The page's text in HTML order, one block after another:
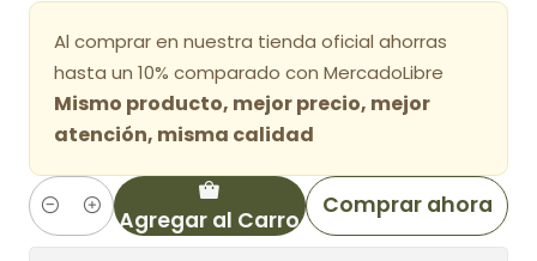
Al comprar en nuestra tienda oficial ahorras
hasta un 10% comparado con MercadoLibre
Mismo producto, mejor precio, mejor
atención, misma calidad
Cantidad Agregar al Carro
Comprar ahora